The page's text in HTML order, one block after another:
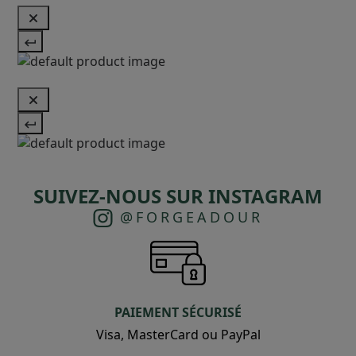
SUIVEZ-NOUS SUR INSTAGRAM
@FORGEADOUR
PAIEMENT SÉCURISÉ
Visa, MasterCard ou PayPal